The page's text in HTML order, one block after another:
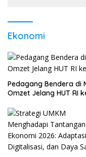
Ekonomi
Pedagang Bendera di
Omzet Jelang HUT RI